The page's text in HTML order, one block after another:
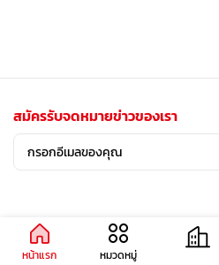
สมัครรับจดหมายข่าวของเรา
หน้าแรก หมวดหมู่